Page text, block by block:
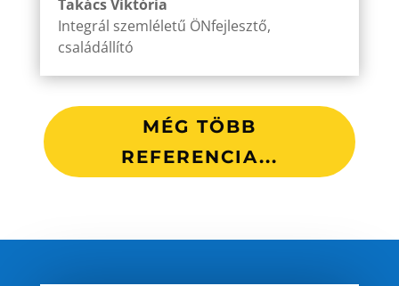
Takács Viktória
Integrál szemléletű ÖNfejlesztő,
családállító
MÉG TÖBB
REFERENCIA...